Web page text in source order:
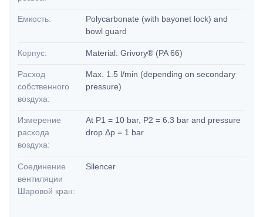
Емкость:
Polycarbonate (with bayonet lock) and
bowl guard
Корпус: Material: Grivory® (PA 66)
Расход
собственного
воздуха:
Max. 1.5 l/min (depending on secondary
pressure)
Измерение
расхода
воздуха:
At P1 = 10 bar, P2 = 6.3 bar and pressure
drop Δp = 1 bar
Соединение
вентиляции
Шаровой кран:
Silencer